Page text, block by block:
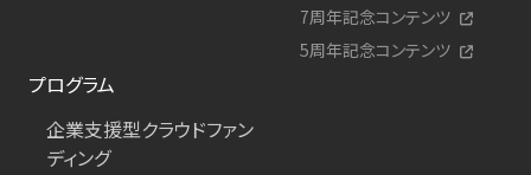
7周年記念コンテンツ
5周年記念コンテンツ
プログラム
企業支援型クラウドファン
ディング